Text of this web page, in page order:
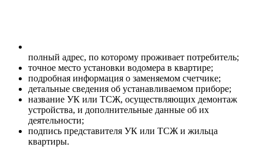
полный адрес, по которому проживает потребитель;
точное место установки водомера в квартире;
подробная информация о заменяемом счетчике;
детальные сведения об устанавливаемом приборе;
название УК или ТСЖ, осуществляющих демонтаж
устройства, и дополнительные данные об их
деятельности;
подпись представителя УК или ТСЖ и жильца
квартиры.